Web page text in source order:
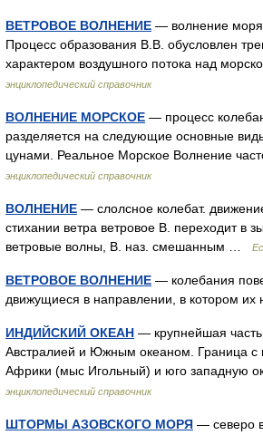
ВЕТРОВОЕ ВОЛНЕНИЕ — волнение
Процесс образования В.В. обусловлен
характером воздушного потока над
энциклопедический справочник
ВОЛНЕНИЕ МОРСКОЕ — процесс
разделяется на следующие основные
цунами. Реальное Морское Волнение
энциклопедический справочник
ВОЛНЕНИЕ — слолсное колебат.
стихании ветра ветровое В. переходит
ветровые волны, В. наз. смешанным …
ВЕТРОВОЕ ВОЛНЕНИЕ — колебания
движущиеся в направлении, в котором
ИНДИЙСКИЙ ОКЕАН — крупнейшая
Австралией и Южным океаном. Граница
Африки (мыс Игольный) и юго западную
энциклопедический справочник
ШТОРМЫ АЗОВСКОГО МОРЯ — северо